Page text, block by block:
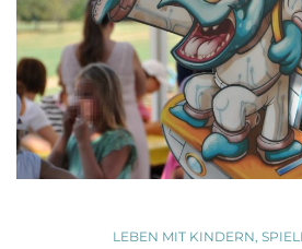
LEBEN MIT KINDERN